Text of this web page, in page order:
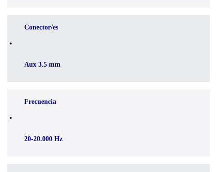
Conector/es
Aux 3.5 mm
Frecuencia
20-20.000 Hz